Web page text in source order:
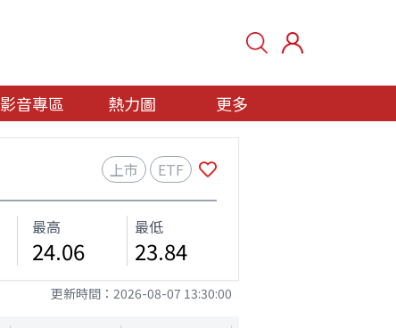
影音專區 熱力圖 更多
上市 ETF
最高
24.06
最低
23.84
更新時間： 2026-08-07 13:30:00